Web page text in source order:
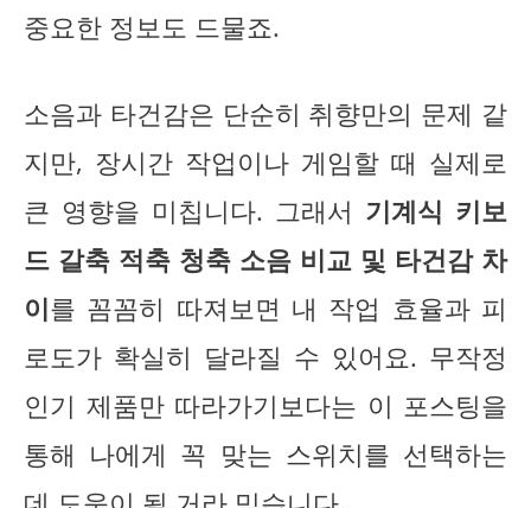
중요한 정보도 드물죠.
소음과 타건감은 단순히 취향만의 문제 같
지만, 장시간 작업이나 게임할 때 실제로
큰 영향을 미칩니다. 그래서 기계식 키보
드 갈축 적축 청축 소음 비교 및 타건감 차
이를 꼼꼼히 따져보면 내 작업 효율과 피
로도가 확실히 달라질 수 있어요. 무작정
인기 제품만 따라가기보다는 이 포스팅을
통해 나에게 꼭 맞는 스위치를 선택하는